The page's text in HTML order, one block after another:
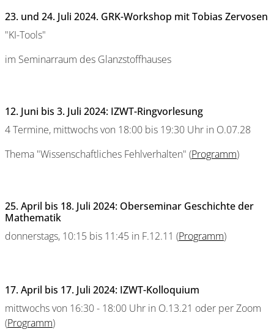
23. und 24. Juli 2024. GRK-Workshop mit Tobias Zervosen
"KI-Tools"
im Seminarraum des Glanzstoffhauses
12. Juni bis 3. Juli 2024: IZWT-Ringvorlesung
4 Termine, mittwochs von 18:00 bis 19:30 Uhr in O.07.28
Thema "Wissenschaftliches Fehlverhalten" (Programm)
25. April bis 18. Juli 2024: Oberseminar Geschichte der
Mathematik
donnerstags, 10:15 bis 11:45 in F.12.11 (Programm)
17. April bis 17. Juli 2024: IZWT-Kolloquium
mittwochs von 16:30 - 18:00 Uhr in O.13.21 oder per Zoom
(Programm)